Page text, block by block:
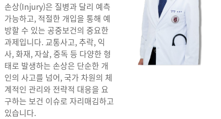
손상(Injury)은 질병과 달리 예측
가능하고, 적절한 개입을 통해 예
방할 수 있는 공중보건의 중요한
과제입니다. 교통사고, 추락, 익
사, 화재, 자살, 중독 등 다양한 형
태로 발생하는 손상은 단순한 개
인의 사고를 넘어, 국가 차원의 체
계적인 관리와 전략적 대응을 요
구하는 보건 이슈로 자리매김하고
있습니다.